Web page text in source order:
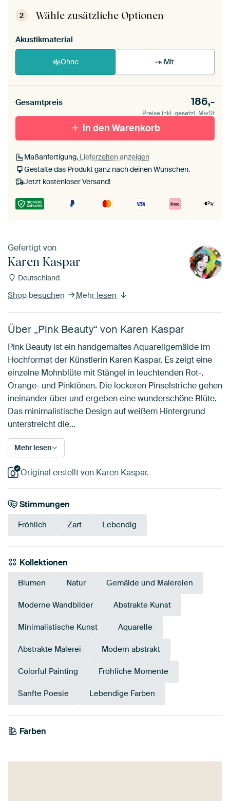
Montageanleitung ansehen
2 Wähle zusätzliche Optionen
Akustikmaterial
Ohne Mit
Gesamtpreis 186,-
Preise inkl. gesetzl. MwSt
In den Warenkorb
Maßanfertigung, Lieferzeiten anzeigen
Gestalte das Produkt ganz nach deinen Wünschen.
Jetzt kostenloser Versand!
Gefertigt von
Karen Kaspar
Deutschland
Shop besuchen Mehr lesen
Über „Pink Beauty“ von Karen Kaspar
Pink Beauty ist ein handgemaltes Aquarellgemälde im
Hochformat der Künstlerin Karen Kaspar. Es zeigt eine
einzelne Mohnblüte mit Stängel in leuchtenden Rot-,
Orange- und Pinktönen. Die lockeren Pinselstriche gehen
ineinander über und ergeben eine wunderschöne Blüte.
Das minimalistische Design auf weißem Hintergrund
unterstreicht die…
Mehr lesen
Original erstellt von Karen Kaspar.
Stimmungen
Fröhlich Zart Lebendig
Kollektionen
Blumen Natur Gemälde und Malereien
Moderne Wandbilder Abstrakte Kunst
Minimalistische Kunst Aquarelle
Abstrakte Malerei Modern abstrakt
Colorful Painting Fröhliche Momente
Sanfte Poesie Lebendige Farben
Farben
Weiß
Orange
Rosa